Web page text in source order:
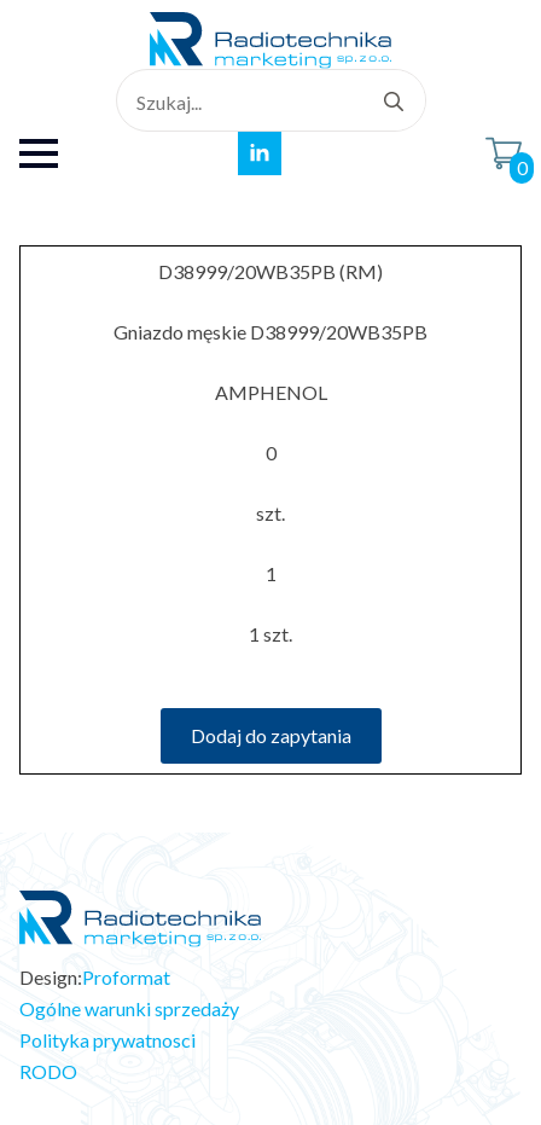
for:
0
D38999/20WB35PB (RM)
Gniazdo męskie D38999/20WB35PB
AMPHENOL
0
szt.
1
1 szt.
Dodaj do zapytania
Design:Proformat
Ogólne warunki sprzedaży
Polityka prywatnosci
RODO